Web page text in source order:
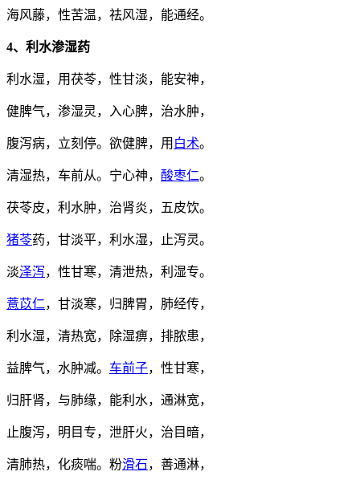
海风藤，性苦温，祛风湿，能通经。
4、利水渗湿药
利水湿，用茯苓，性甘淡，能安神，
健脾气，渗湿灵，入心脾，治水肿，
腹泻病，立刻停。欲健脾，用 白术。
清湿热，车前从。宁心神， 酸枣仁。
茯苓皮，利水肿，治肾炎，五皮饮。
猪苓药，甘淡平，利水湿，止泻灵。
淡泽泻，性甘寒，清泄热，利湿专。
薏苡仁，甘淡寒，归脾胃，肺经传，
利水湿，清热宽，除湿痹，排脓患，
益脾气，水肿减。 车前子，性甘寒，
归肝肾，与肺缘，能利水，通淋宽，
止腹泻，明目专，泄肝火，治目暗，
清肺热，化痰喘。粉滑石，善通淋，